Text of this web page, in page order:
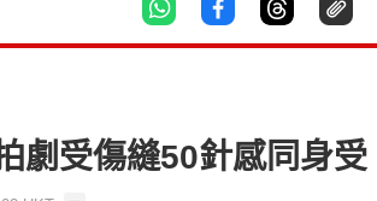
劇受傷縫50針感同身